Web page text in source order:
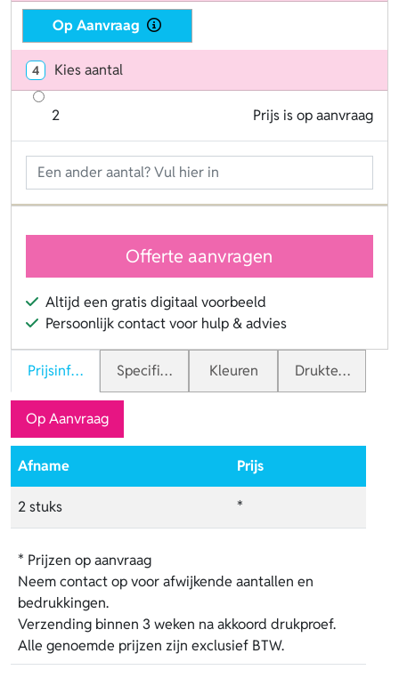
Op Aanvraag
4 Kies aantal
2 Prijs is op aanvraag
Offerte aanvragen
Altijd een gratis digitaal voorbeeld
Persoonlijk contact voor hulp & advies
PrijsinformatieSpecificaties Kleuren Druktechnieken
Op Aanvraag
Afname Prijs
2 stuks *
* Prijzen op aanvraag
Neem contact op voor afwijkende aantallen en
bedrukkingen.
Verzending binnen 3 weken na akkoord drukproef.
Alle genoemde prijzen zijn exclusief BTW.